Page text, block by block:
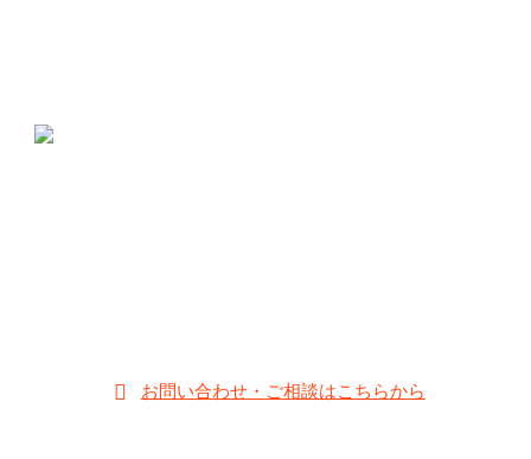
お問い合わせ・ご相談はこちらから